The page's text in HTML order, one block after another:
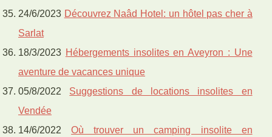
24/6/2023 Découvrez Naâd Hotel: un hôtel pas cher à
Sarlat
18/3/2023 Hébergements insolites en Aveyron : Une
aventure de vacances unique
05/8/2022 Suggestions de locations insolites en
Vendée
14/6/2022Où trouver un camping insolite en